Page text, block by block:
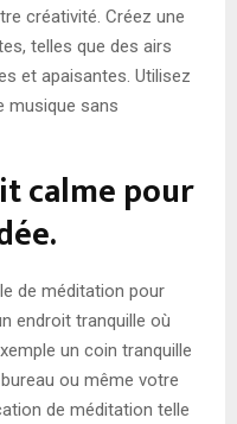
créativité. Créez une
telles que des airs
et apaisantes. Utilisez
musique sans
calme pour
de méditation pour
endroit tranquille où
un coin tranquille
ou même votre
de méditation telle